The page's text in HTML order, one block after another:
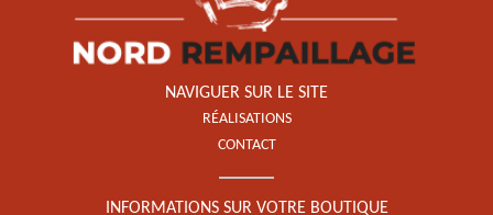
NAVIGUER SUR LE SITE
RÉALISATIONS
CONTACT
INFORMATIONS SUR VOTRE BOUTIQUE